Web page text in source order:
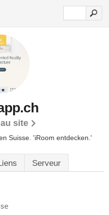
site
Suisse. 'iRoom entdecken.'
Serveur